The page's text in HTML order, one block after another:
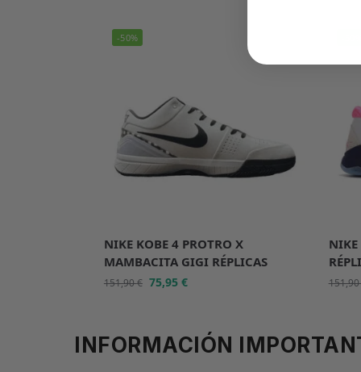
-50%
NIKE KOBE 4 PROTRO X
MAMBACITA GIGI RÉPLICAS
151,90€ 75,95 €
NIKE
151,90
INFORMACIÓN